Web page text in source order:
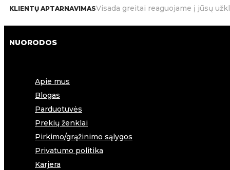
KLIENTŲ APTARNAVIMASVisada greitai reaguojame į jūsų
NUORODOS
Apie mus
Blogas
Parduotuvės
Prekių ženklai
Pirkimo/grąžinimo sąlygos
Privatumo politika
Karjera